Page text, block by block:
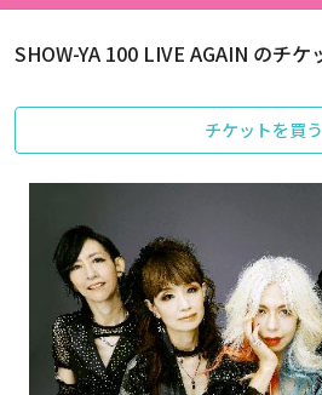
SHOW-YA 100 LIVE AGAIN のチ
チケットを買う